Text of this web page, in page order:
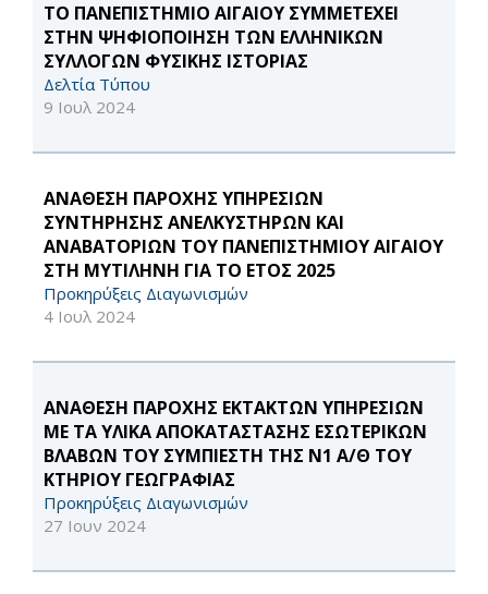
ΤΟ ΠΑΝΕΠΙΣΤΗΜΙΟ ΑΙΓΑΙΟΥ ΣΥΜΜΕΤΕΧΕΙ
ΣΤΗΝ ΨΗΦΙΟΠΟΙΗΣΗ ΤΩΝ ΕΛΛΗΝΙΚΩΝ
ΣΥΛΛΟΓΩΝ ΦΥΣΙΚΗΣ ΙΣΤΟΡΙΑΣ
Δελτία Τύπου
9 Ιουλ 2024
ΑΝΑΘΕΣΗ ΠΑΡΟΧΗΣ ΥΠΗΡΕΣΙΩΝ
ΣΥΝΤΗΡΗΣΗΣ ΑΝΕΛΚΥΣΤΗΡΩΝ ΚΑΙ
ΑΝΑΒΑΤΟΡΙΩΝ ΤΟΥ ΠΑΝΕΠΙΣΤΗΜΙΟΥ ΑΙΓΑΙΟΥ
ΣΤΗ ΜΥΤΙΛΗΝΗ ΓΙΑ ΤΟ ΕΤΟΣ 2025
Προκηρύξεις Διαγωνισμών
4 Ιουλ 2024
ΑΝΑΘΕΣΗ ΠΑΡΟΧΗΣ ΕΚΤΑΚΤΩΝ ΥΠΗΡΕΣΙΩΝ
ΜΕ ΤΑ ΥΛΙΚΑ ΑΠΟΚΑΤΑΣΤΑΣΗΣ ΕΣΩΤΕΡΙΚΩΝ
ΒΛΑΒΩΝ ΤΟΥ ΣΥΜΠΙΕΣΤΗ ΤΗΣ Ν1 Α/Θ ΤΟΥ
ΚΤΗΡΙΟΥ ΓΕΩΓΡΑΦΙΑΣ
Προκηρύξεις Διαγωνισμών
27 Ιουν 2024